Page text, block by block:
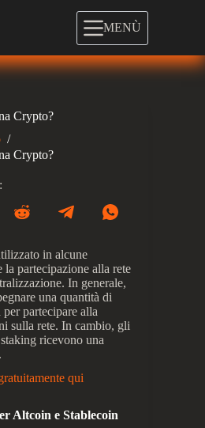
MENÙ
Crypto?
/
Crypto?
in alcune
partecipazione alla rete
In generale,
una quantità di
partecipare alla
sulla rete. In cambio, gli
ricevono una
qui
Altcoin e Stablecoin